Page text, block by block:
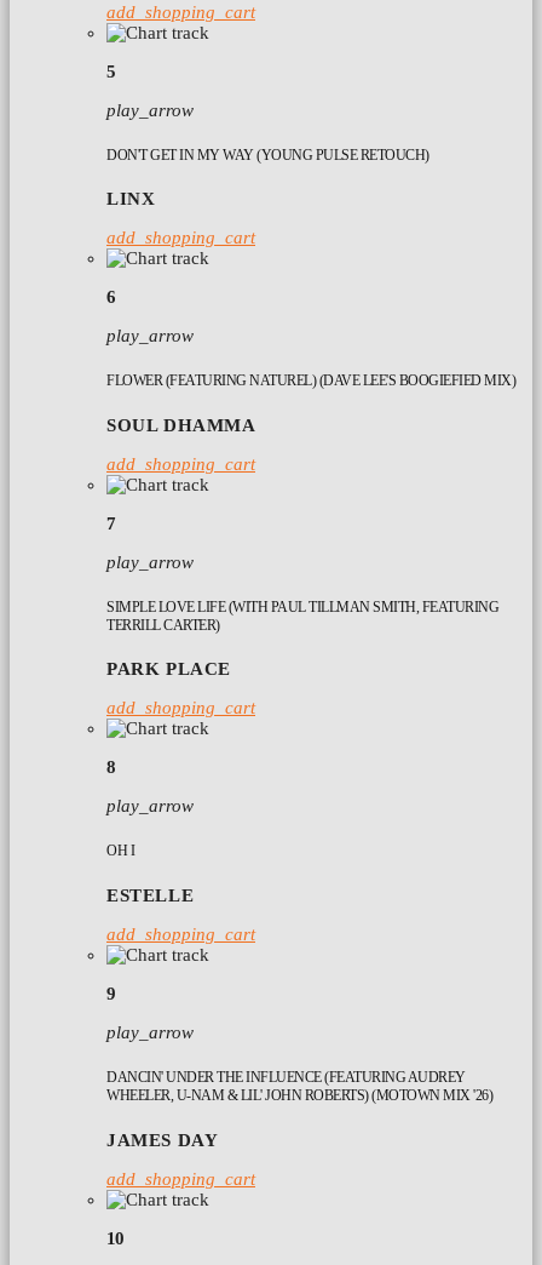
add_shopping_cart
5
play_arrow
DON'T GET IN MY WAY (YOUNG PULSE RETOUCH)
LINX
add_shopping_cart
6
play_arrow
FLOWER (FEATURING NATUREL) (DAVE LEE'S BOOGIEFIED MIX)
SOUL DHAMMA
add_shopping_cart
7
play_arrow
SIMPLE LOVE LIFE (WITH PAUL TILLMAN SMITH, FEATURING
TERRILL CARTER)
PARK PLACE
add_shopping_cart
8
play_arrow
OH I
ESTELLE
add_shopping_cart
9
play_arrow
DANCIN' UNDER THE INFLUENCE (FEATURING AUDREY
WHEELER, U-NAM & LIL' JOHN ROBERTS) (MOTOWN MIX '26)
JAMES DAY
add_shopping_cart
10